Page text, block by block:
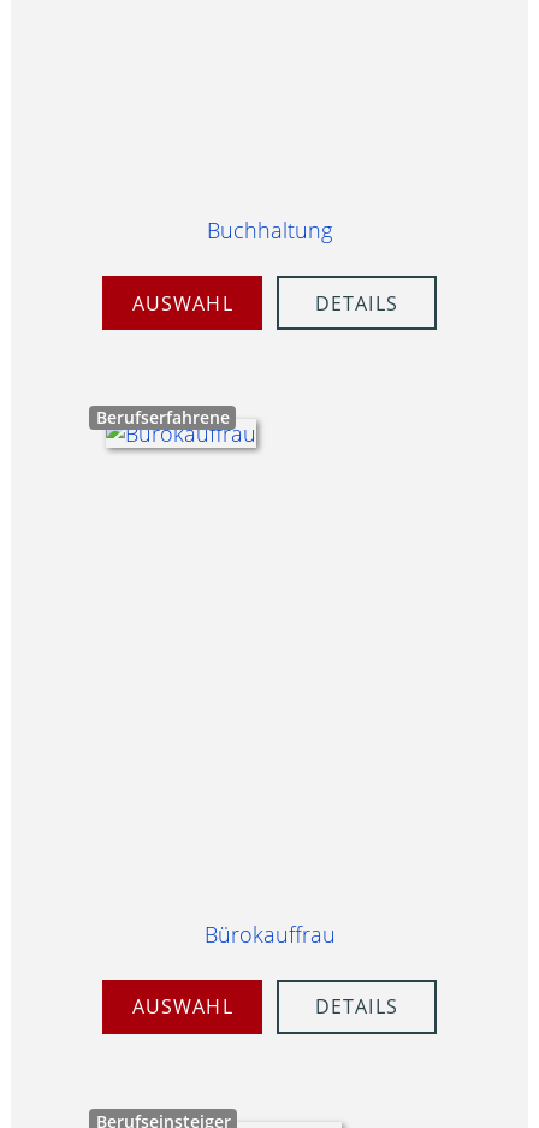
Buchhaltung
AUSWAHL DETAILS
Berufserfahrene
Bürokauffrau
AUSWAHL DETAILS
Berufseinsteiger